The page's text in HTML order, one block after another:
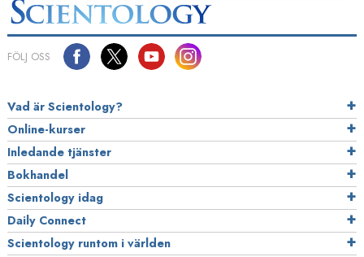
FÖLJ OSS
Vad är Scientology?
Online-kurser
Inledande tjänster
Bokhandel
Scientology idag
Daily Connect
Scientology runtom i världen